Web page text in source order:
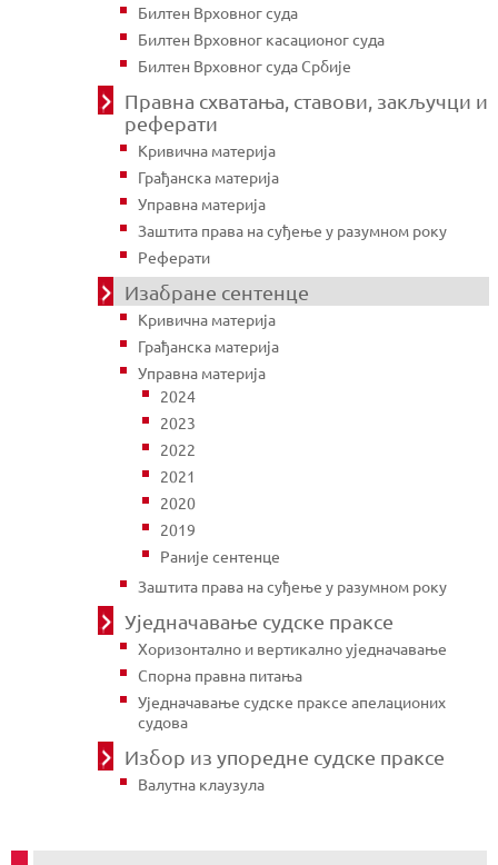
Билтен Врховног суда
Билтен Врховног касационог суда
Билтен Врховног суда Србије
Правна схватања, ставови, закључци и
реферати
Кривична материја
Грађанска материја
Управна материја
Заштита права на суђење у разумном року
Реферати
Изабране сентенце
Кривична материја
Грађанска материја
Управна материја
2024
2023
2022
2021
2020
2019
Раније сентенце
Заштита права на суђење у разумном року
Уједначавање судске праксе
Хоризонтално и вертикално уједначавање
Спорна правна питања
Уједначавање судске праксе апелационих
судова
Избор из упоредне судске праксе
Валутна клаузула